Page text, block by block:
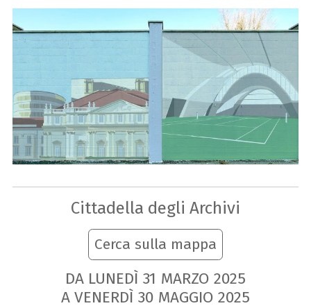
Cittadella degli Archivi
Cerca sulla mappa
DA LUNEDÌ 31 MARZO 2025
A VENERDÌ 30 MAGGIO 2025